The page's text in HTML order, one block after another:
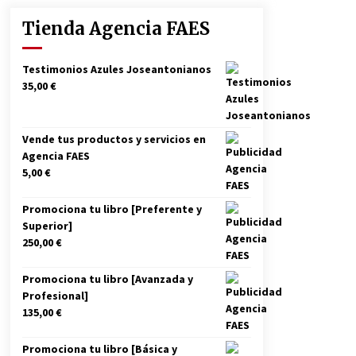
La política española al rojo vivo en
29/05/2026
Zapatero en el punto de mira de la
vínculos con Nicolás Maduro
Los terroristas de ETA ganan las
elecciones en Vascongadas
Tienda Agencia FAES
Testimonios Azules Joseantonianos
35,00€
Vende tus productos y servicios en
Agencia FAES
5,00€
Promociona tu libro [Preferente y
Superior]
250,00€
Promociona tu libro [Avanzada y
Profesional]
135,00€
Promociona tu libro [Básica y